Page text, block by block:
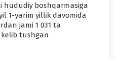
hududiy boshqarmasiga
1-yarim yillik davomida
jami 1 031 ta
tushgan